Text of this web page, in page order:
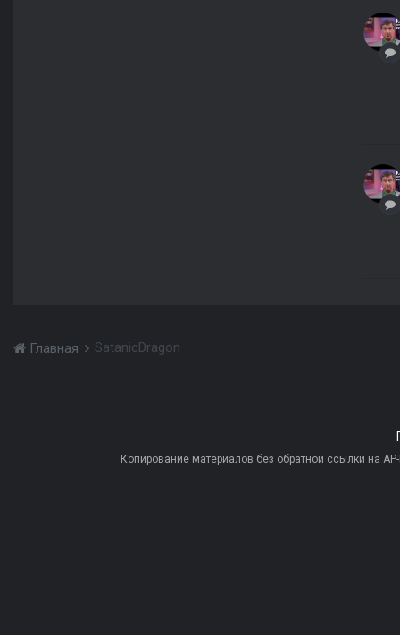
Главная SatanicDragon
Копирование материалов без обратной ссылки на